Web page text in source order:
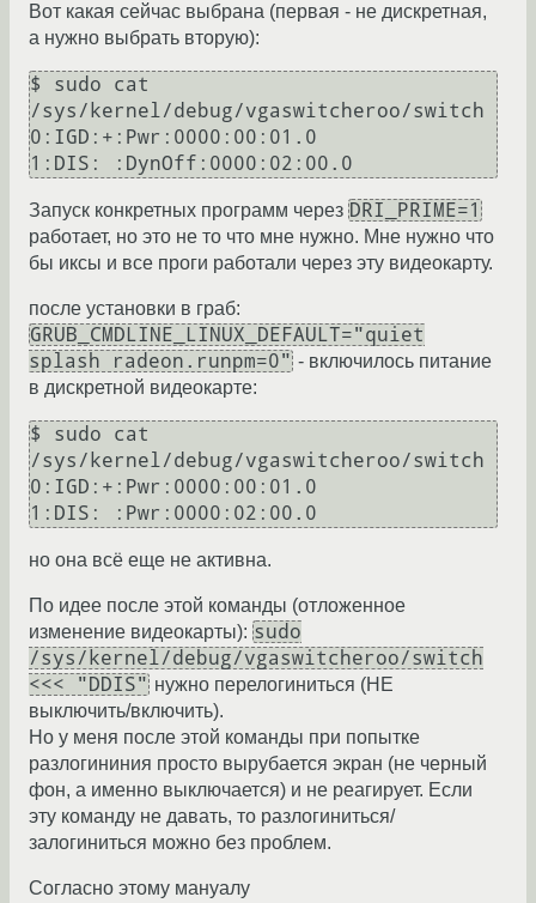
Вот какая сейчас выбрана (первая - не дискретная,
а нужно выбрать вторую):
$ sudo cat
/sys/kernel/debug/vgaswitcheroo/switch
0:IGD:+:Pwr:0000:00:01.0
1:DIS: :DynOff:0000:02:00.0
Запуск конкретных программ через DRI_PRIME=1
работает, но это не то что мне нужно. Мне нужно что
бы иксы и все проги работали через эту видеокарту.
после установки в граб:
GRUB_CMDLINE_LINUX_DEFAULT="quiet
splash radeon.runpm=0" - включилось питание
в дискретной видеокарте:
$ sudo cat
/sys/kernel/debug/vgaswitcheroo/switch
0:IGD:+:Pwr:0000:00:01.0
1:DIS: :Pwr:0000:02:00.0
но она всё еще не активна.
По идее после этой команды (отложенное
изменение видеокарты): sudo
/sys/kernel/debug/vgaswitcheroo/switch
<<< "DDIS" нужно перелогиниться (НЕ
выключить/включить).
Но у меня после этой команды при попытке
разлогининия просто вырубается экран (не черный
фон, а именно выключается) и не реагирует. Если
эту команду не давать, то разлогиниться/
залогиниться можно без проблем.
Согласно этому мануалу